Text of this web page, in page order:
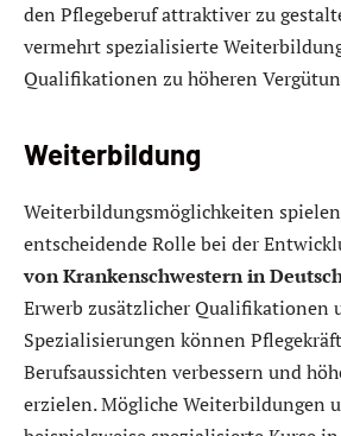
den Pflegeberuf attraktiver zu
vermehrt spezialisierte
Qualifikationen zu höheren
Weiterbildung
Weiterbildungsmöglichkeiten
entscheidende Rolle bei der
von Krankenschwestern in
Erwerb zusätzlicher Qualifikationen
Spezialisierungen können
Berufsaussichten verbessern und
erzielen. Mögliche Weiterbildungen